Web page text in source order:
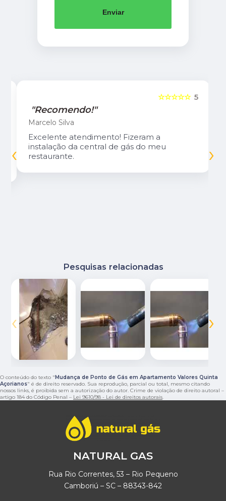
Enviar
5
☆☆☆☆☆
"Recomendo!"
Marcelo Silva
Excelente atendimento! Fizeram a
instalação da central de gás do meu
restaurante.
‹ ›
Pesquisas relacionadas
‹ ›
O conteúdo do texto "Mudança de Ponto de Gás em Apartamento Valores Quinta
Açorianos" é de direito reservado. Sua reprodução, parcial ou total, mesmo citando
nossos links, é proibida sem a autorização do autor. Crime de violação de direito autoral –
artigo 184 do Código Penal – Lei 9610/98 - Lei de direitos autorais.
NATURAL GAS
Rua Rio Correntes, 53 – Rio Pequeno
Camboriú – SC – 88343-842